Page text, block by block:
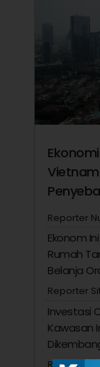
Reporter
Ekonom
Rumah
Belanja
Reporter
Investasi
Kawasan